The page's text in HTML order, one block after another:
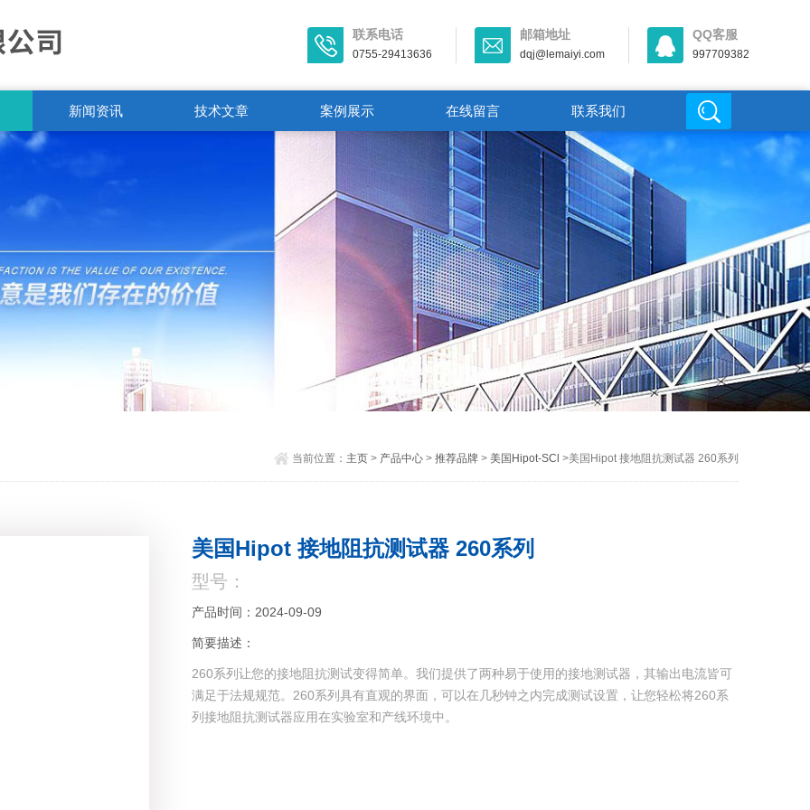
联系电话
0755-29413636
邮箱地址
dqj@lemaiyi.com
QQ客服
997709382
新闻资讯 技术文章 案例展示 在线留言 联系我们
当前位置： 主页> 产品中心> 推荐品牌> 美国Hipot-SCl >美国Hipot 接地阻抗测试器 260系列
美国Hipot 接地阻抗测试器 260系列
型号：
产品时间：2024-09-09
简要描述：
260系列让您的接地阻抗测试变得简单。我们提供了两种易于使用的接地测试器，其输出电流皆可
满足于法规规范。260系列具有直观的界面，可以在几秒钟之内完成测试设置，让您轻松将260系
列接地阻抗测试器应用在实验室和产线环境中。